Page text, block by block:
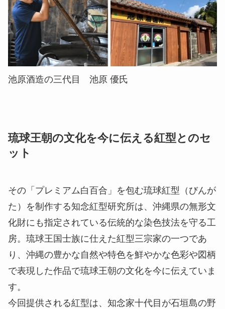
池原酒造の三代目 池原 優氏
琉球王朝の文化を今に伝える紅型とのセ
ット
その「プレミアム白百合」を包む琉球紅型（びんが
た）を制作する知念紅型研究所は、沖縄県の無形文
化財にも指定されている伝統的な染色技法を守る工
房。琉球王国士族に仕えた紅型三宗家の一つであ
り、沖縄の豊かな自然や特色を鮮やかな色彩や図柄
で表現した作品で琉球王朝の文化を今に伝えていま
す。
今回提供される紅型は、知念家十代目が石垣島の野